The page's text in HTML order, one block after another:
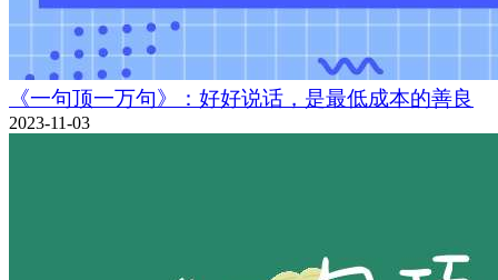
《一句顶一万句》：好好说话，是最低成本的善良
2023-11-03